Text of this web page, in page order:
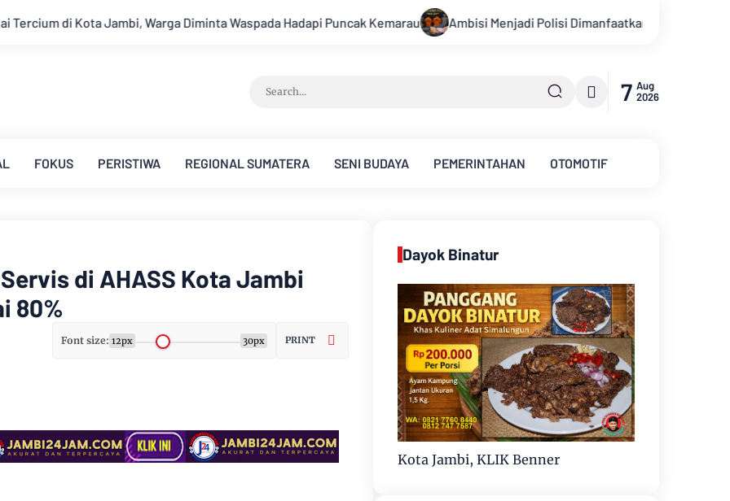
Hadapi Puncak Kemarau Ambisi Menjadi Polisi Dimanfaatkan Oknum, Dua Anggota Polda Jambi Diduga Tipu Calon
7 Aug
2026
FOKUS PERISTIWA REGIONAL SUMATERA SENI BUDAYA PEMERINTAHAN OTOMOTIF
di AHASS Kota Jambi
80%
Font size: 12px 30px PRINT
Dayok Binatur
Kota Jambi, KLIK Benner